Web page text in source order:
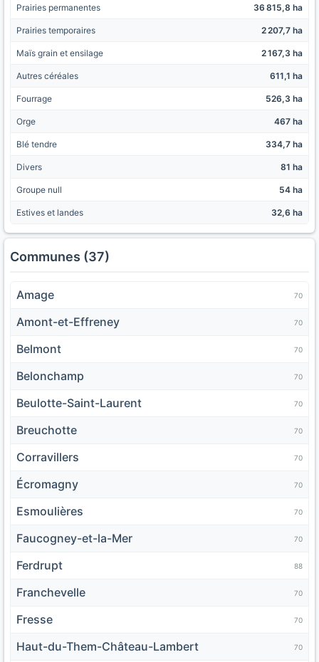
Prairies permanentes 36 815,8 ha
Prairies temporaires 2 207,7 ha
Maïs grain et ensilage 2 167,3 ha
Autres céréales 611,1 ha
Fourrage 526,3 ha
Orge 467 ha
Blé tendre 334,7 ha
Divers 81 ha
Groupe null 54 ha
Estives et landes 32,6 ha
Communes (37)
Amage 70
Amont-et-Effreney 70
Belmont 70
Belonchamp 70
Beulotte-Saint-Laurent 70
Breuchotte 70
Corravillers 70
Écromagny 70
Esmoulières 70
Faucogney-et-la-Mer 70
Ferdrupt 88
Franchevelle 70
Fresse 70
Haut-du-Them-Château-Lambert 70